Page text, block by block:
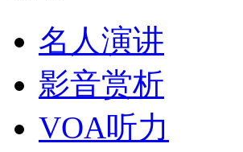
名人演讲
影音赏析
VOA听力